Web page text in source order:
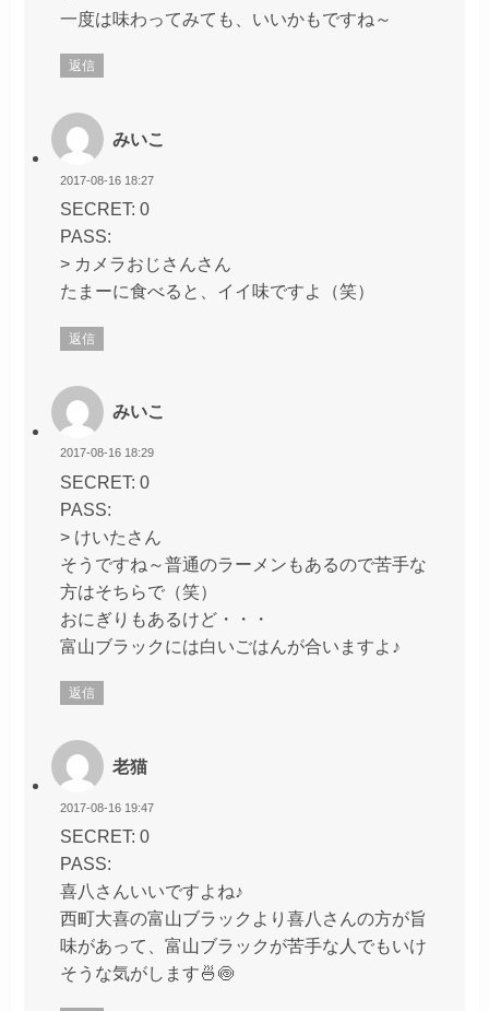
一度は味わってみても、いいかもですね～
返信
みいこ
2017-08-16 18:27
SECRET: 0
PASS:
> カメラおじさんさん
たまーに食べると、イイ味ですよ（笑）
返信
みいこ
2017-08-16 18:29
SECRET: 0
PASS:
> けいたさん
そうですね～普通のラーメンもあるので苦手な
方はそちらで（笑）
おにぎりもあるけど・・・
富山ブラックには白いごはんが合いますよ♪
返信
老猫
2017-08-16 19:47
SECRET: 0
PASS:
喜八さんいいですよね♪
西町大喜の富山ブラックより喜八さんの方が旨
味があって、富山ブラックが苦手な人でもいけ
そうな気がします🍜🍥